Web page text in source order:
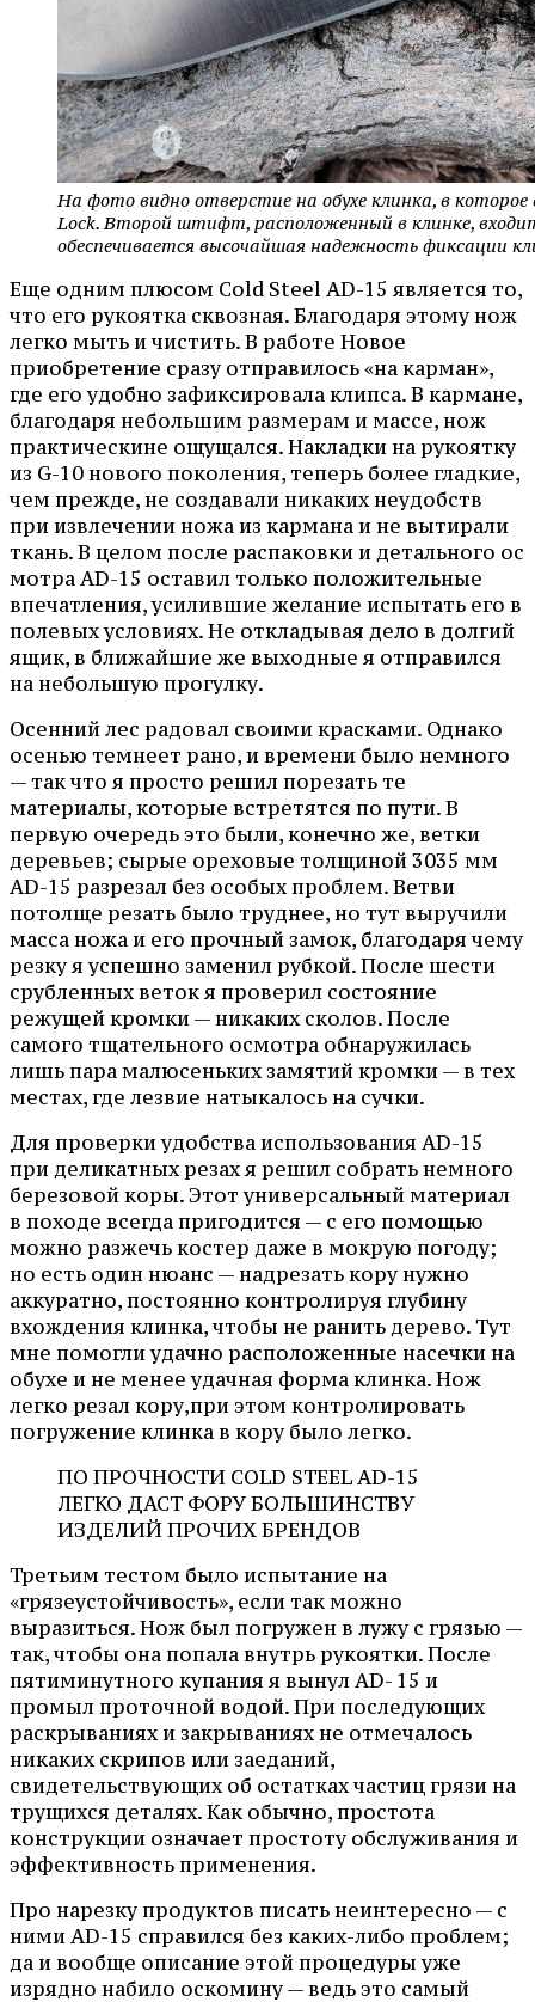
На фото видно отверстие на обухе клинка, в
Lock. Второй штифт, расположенный в клинке,
обеспечивается высочайшая надежность фиксации
Еще одним плюсом Cold Steel AD-15 является то,
что его рукоятка сквозная. Благодаря этому нож
легко мыть и чистить. В работе Новое
приобретение сразу отправилось «на карман»,
где его удобно зафиксировала клипса. В кармане,
благодаря небольшим размерам и массе, нож
практическине ощущался. Накладки на рукоятку
из G-10 нового поколения, теперь более гладкие,
чем прежде, не создавали никаких неудобств
при извлечении ножа из кармана и не вытирали
ткань. В целом после распаковки и детального ос
мотра AD-15 оставил только положительные
впечатления, усилившие желание испытать его в
полевых условиях. Не откладывая дело в долгий
ящик, в ближайшие же выходные я отправился
на небольшую прогулку.
Осенний лес радовал своими красками. Однако
осенью темнеет рано, и времени было немного
— так что я просто решил порезать те
материалы, которые встретятся по пути. В
первую очередь это были, конечно же, ветки
деревьев; сырые ореховые толщиной 3035 мм
AD-15 разрезал без особых проблем. Ветви
потолще резать было труднее, но тут выручили
масса ножа и его прочный замок, благодаря чему
резку я успешно заменил рубкой. После шести
срубленных веток я проверил состояние
режущей кромки — никаких сколов. После
самого тщательного осмотра обнаружилась
лишь пара малюсеньких замятий кромки — в тех
местах, где лезвие натыкалось на сучки.
Для проверки удобства использования AD-15
при деликатных резах я решил собрать немного
березовой коры. Этот универсальный материал
в походе всегда пригодится — с его помощью
можно разжечь костер даже в мокрую погоду;
но есть один нюанс — надрезать кору нужно
аккуратно, постоянно контролируя глубину
вхождения клинка, чтобы не ранить дерево. Тут
мне помогли удачно расположенные насечки на
обухе и не менее удачная форма клинка. Нож
легко резал кору,при этом контролировать
погружение клинка в кору было легко.
ПО ПРОЧНОСТИ COLD STEEL AD-15
ЛЕГКО ДАСТ ФОРУ БОЛЬШИНСТВУ
ИЗДЕЛИЙ ПРОЧИХ БРЕНДОВ
Третьим тестом было испытание на
«грязеустойчивость», если так можно
выразиться. Нож был погружен в лужу с грязью —
так, чтобы она попала внутрь рукоятки. После
пятиминутного купания я вынул AD- 15 и
промыл проточной водой. При последующих
раскрываниях и закрываниях не отмечалось
никаких скрипов или заеданий,
свидетельствующих об остатках частиц грязи на
трущихся деталях. Как обычно, простота
конструкции означает простоту обслуживания и
эффективность применения.
Про нарезку продуктов писать неинтересно — с
ними AD-15 справился без каких-либо проблем;
да и вообще описание этой процедуры уже
изрядно набило оскомину — ведь это самый